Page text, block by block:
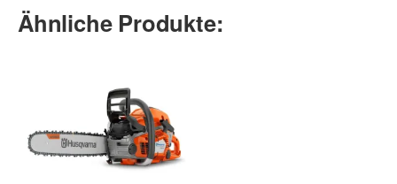
Ähnliche Produkte: